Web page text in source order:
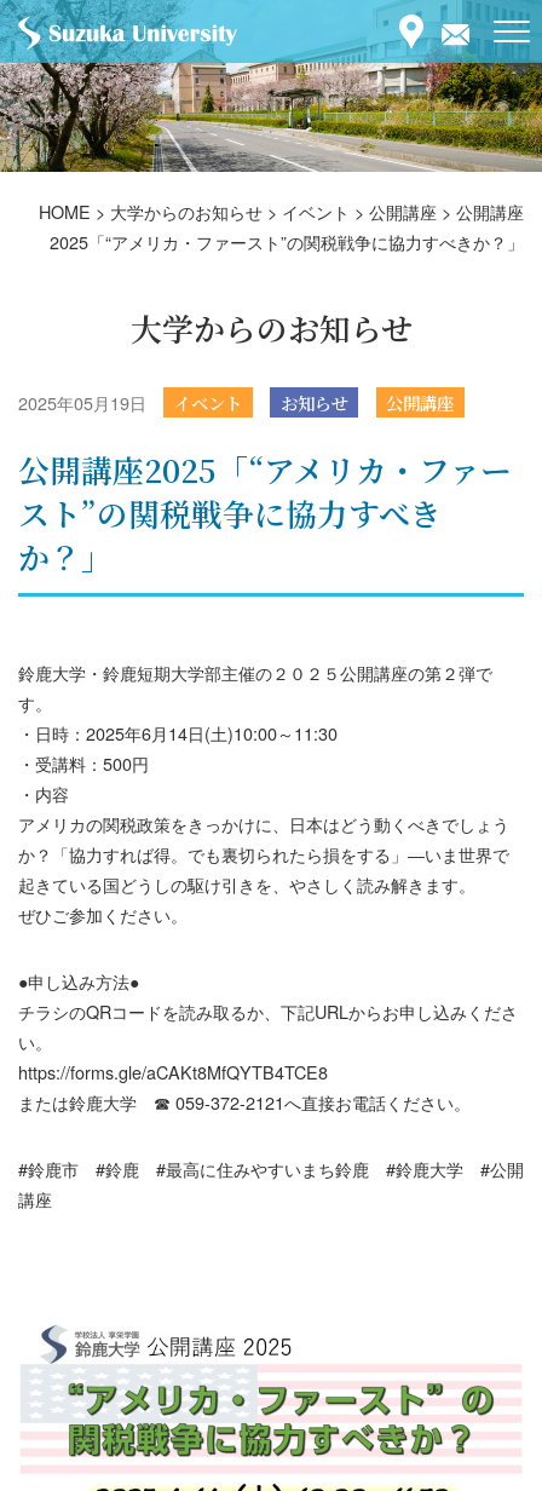
HOME > 大学からのお知らせ > イベント > 公開講座 > 公開講座
2025「“アメリカ・ファースト”の関税戦争に協力すべきか？」
大学からのお知らせ
2025年05月19日 イベント お知らせ 公開講座
公開講座2025「“アメリカ・ファー
スト”の関税戦争に協力すべき
か？」
鈴鹿大学・鈴鹿短期大学部主催の２０２５公開講座の第２弾で
す。
・日時：2025年6月14日(土)10:00～11:30
・受講料：500円
・内容
アメリカの関税政策をきっかけに、日本はどう動くべきでしょう
か？「協力すれば得。でも裏切られたら損をする」―いま世界で
起きている国どうしの駆け引きを、やさしく読み解きます。
ぜひご参加ください。
●申し込み方法●
チラシのQRコードを読み取るか、下記URLからお申し込みくださ
い。
https://forms.gle/aCAKt8MfQYTB4TCE8
または鈴鹿大学 ☎ 059-372-2121へ直接お電話ください。
#鈴鹿市 #鈴鹿 #最高に住みやすいまち鈴鹿 #鈴鹿大学 #公開
講座